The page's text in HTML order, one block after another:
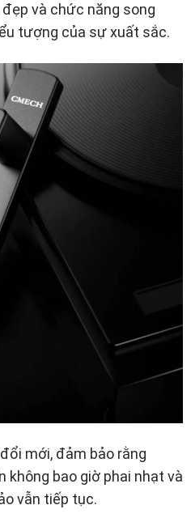
và chức năng song
tượng của sự xuất sắc.
mới, đảm bảo rằng
không bao giờ phai nhạt và
vẫn tiếp tục.